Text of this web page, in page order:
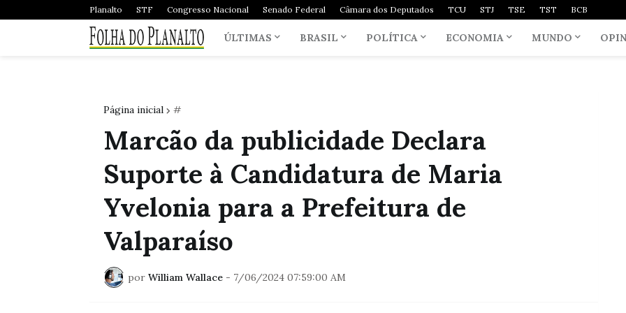
Planalto STF Congresso Nacional Senado Federal Câmara dos Deputados TCU STJ TSE TST BCB
ÚLTIMAS BRASIL POLÍTICA ECONOMIA MUNDO
Página inicial #
Marcão da publicidade Declara
Suporte à Candidatura de Maria
Yvelonia para a Prefeitura de
Valparaíso
por William Wallace - 7/06/2024 07:59:00 AM